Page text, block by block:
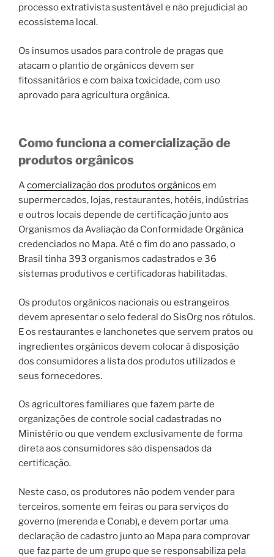
processo extrativista sustentável e não prejudicial ao
ecossistema local.
Os insumos usados para controle de pragas que
atacam o plantio de orgânicos devem ser
fitossanitários e com baixa toxicidade, com uso
aprovado para agricultura orgânica.
Como funciona a comercialização de
produtos orgânicos
Acomercialização dos produtos orgânicos em
supermercados, lojas, restaurantes, hotéis, indústrias
e outros locais depende de certificação junto aos
Organismos da Avaliação da Conformidade Orgânica
credenciados no Mapa. Até o fim do ano passado, o
Brasil tinha 393 organismos cadastrados e 36
sistemas produtivos e certificadoras habilitadas.
Os produtos orgânicos nacionais ou estrangeiros
devem apresentar o selo federal do SisOrg nos rótulos.
E os restaurantes e lanchonetes que servem pratos ou
ingredientes orgânicos devem colocar à disposição
dos consumidores a lista dos produtos utilizados e
seus fornecedores.
Os agricultores familiares que fazem parte de
organizações de controle social cadastradas no
Ministério ou que vendem exclusivamente de forma
direta aos consumidores são dispensados da
certificação.
Neste caso, os produtores não podem vender para
terceiros, somente em feiras ou para serviços do
governo (merenda e Conab), e devem portar uma
declaração de cadastro junto ao Mapa para comprovar
que faz parte de um grupo que se responsabiliza pela